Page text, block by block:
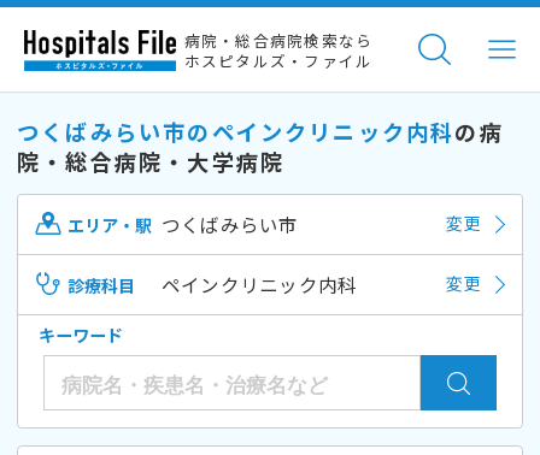
病院・総合病院検索なら
ホスピタルズ・ファイル
つくばみらい市のペインクリニック内科の病
院・総合病院・大学病院
エリア・駅 つくばみらい市 変更
診療科目 ペインクリニック内科 変更
キーワード